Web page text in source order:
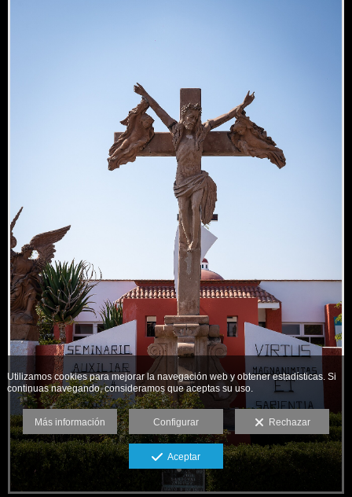
Utilizamos cookies para mejorar la navegación web y obtener estadísticas. Si
continuas navegando, consideramos que aceptas su uso.
Más información Configurar Rechazar
Aceptar